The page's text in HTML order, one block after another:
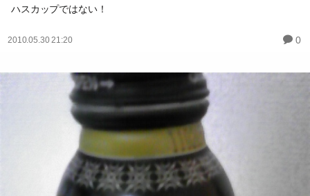
ハスカップではない！
2010.05.30 21:20 0